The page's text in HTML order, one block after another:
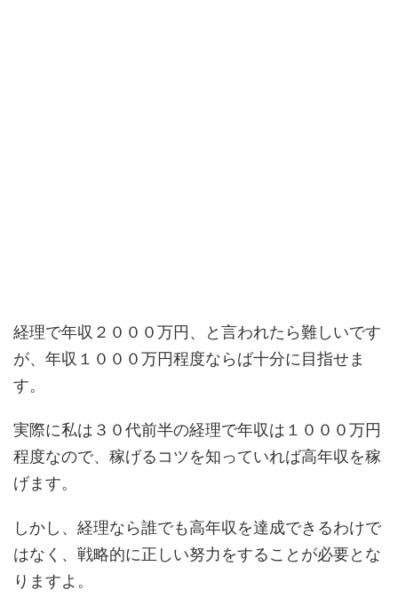
経理で年収２０００万円、と言われたら難しいです
が、年収１０００万円程度ならば十分に目指せま
す。
実際に私は３０代前半の経理で年収は１０００万円
程度なので、稼げるコツを知っていれば高年収を稼
げます。
しかし、経理なら誰でも高年収を達成できるわけで
はなく、戦略的に正しい努力をすることが必要とな
りますよ。